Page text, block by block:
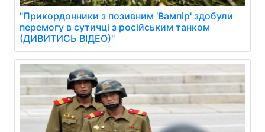
"Прикордонники з позивним 'Вампір' здобули
перемогу в сутичці з російським танком
(ДИВИТИСЬ ВІДЕО)"